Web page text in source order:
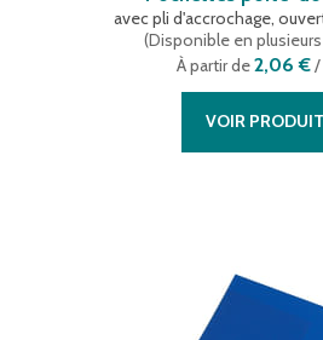
avec pli d'accrochage,
(Disponible en
À partir de2,06 €/
VOIR PRODUIT